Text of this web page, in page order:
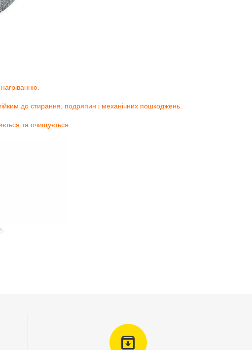
до стирання, подряпин і механічних пошкоджень.
та очищується.